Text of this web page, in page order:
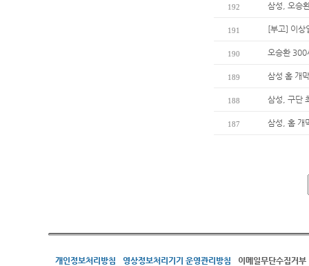
192 삼성, 오승
191 [부고] 이상
190 오승환 300
189 삼성 홈 개
188 삼성, 구단
187 삼성, 홈 개
개인정보처리방침 영상정보처리기기 운영관리방침 이메일무단수집거부